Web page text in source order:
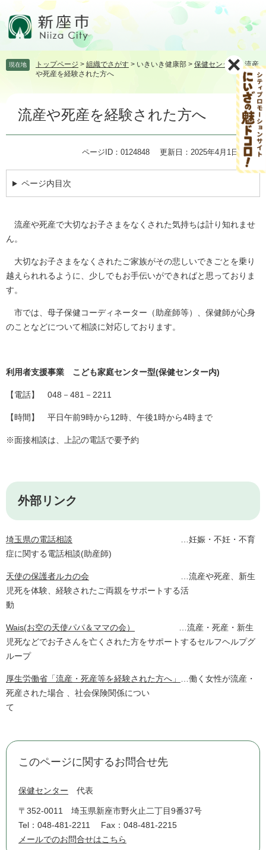
頭飛 現在地 トップページ > 組織でさがす > いきいき健康部 > 保健センター >流産
や死産を経験された方へ
流産や死産を経験された方へ
ページID：0124848 更新日：2025年4月1日更新
ページ内目次
流産や死産で大切なお子さまをなくされた気持ちは計り知れませ
ん。
大切なお子さまをなくされたご家族がその悲しいできごとを乗り
越えられれるように、少しでもお手伝いができればと思っておりま
す。
市では、母子保健コーディネーター（助産師等）、保健師が心身
のことなどについて相談に対応しております。
利用者支援事業 こども家庭センター型(保健センター内)
【電話】 048－481－2211
【時間】 平日午前9時から12時、午後1時から4時まで
※面接相談は、上記の電話で要予約
外部リンク
埼玉県の電話相談 …妊娠・不妊・不育
症に関する電話相談(助産師)
天使の保護者ルカの会 …流産や死産、新生
児死を体験、経験されたご両親をサポートする活
動
Wais(お空の天使パパ＆ママの会）
…流産・死産・新生
児死などでお子さんを亡くされた方をサポートするセルフヘルプグ
ループ
厚生労働省「流産・死産等を経験された方へ」
…働く女性が流産・
死産された場合 、社会保険関係につい
て
このページに関するお問合せ先
保健センター 代表
〒352-0011
埼玉県新座市野火止二丁目9番37号
Tel：048-481-2211
Fax：048-481-2215
メールでのお問合せはこちら